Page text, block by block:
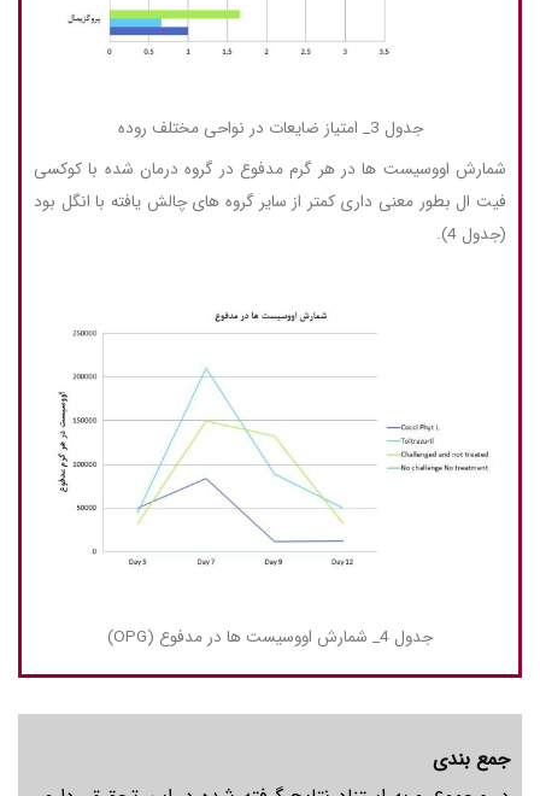
جدول 3_ امتیاز ضایعات در نواحی مختلف روده
شمارش اووسیست ها در هر گرم مدفوع در گروه درمان شده با کوکسی
فیت ال بطور معنی داری کمتر از سایر گروه های چالش یافته با انگل بود
(جدول 4).
جدول 4_ شمارش اووسیست ها در مدفوع (OPG)
جمع بندی